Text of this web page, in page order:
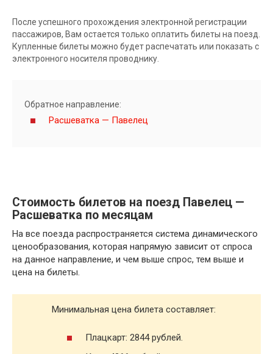
После успешного прохождения электронной регистрации
пассажиров, Вам остается только оплатить билеты на поезд.
Купленные билеты можно будет распечатать или показать с
электронного носителя проводнику.
Обратное направление:
Расшеватка — Павелец
Стоимость билетов на поезд Павелец —
Расшеватка по месяцам
На все поезда распространяется система динамического
ценообразования, которая напрямую зависит от спроса
на данное направление, и чем выше спрос, тем выше и
цена на билеты.
Минимальная цена билета составляет:
Плацкарт: 2844 рублей.